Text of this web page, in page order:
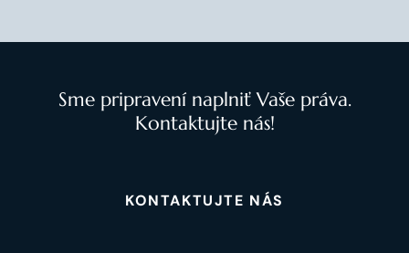
Sme pripravení naplniť Vaše práva.
Kontaktujte nás!
KONTAKTUJTE NÁS